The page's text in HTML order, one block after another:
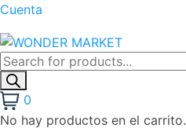
Cuenta
0
No hay productos en el carrito.